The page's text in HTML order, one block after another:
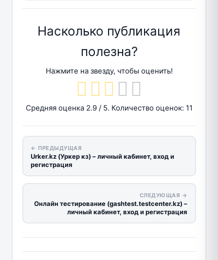
Насколько публикация
полезна?
Нажмите на звезду, чтобы оценить!
Средняя оценка 2.9/ 5. Количество оценок: 11
← ПРЕДЫДУЩАЯ
Urker.kz (Уркер кз) – личный кабинет, вход и
регистрация
СЛЕДУЮЩАЯ →
Онлайн тестирование (gashtest.testcenter.kz) –
личный кабинет, вход и регистрация